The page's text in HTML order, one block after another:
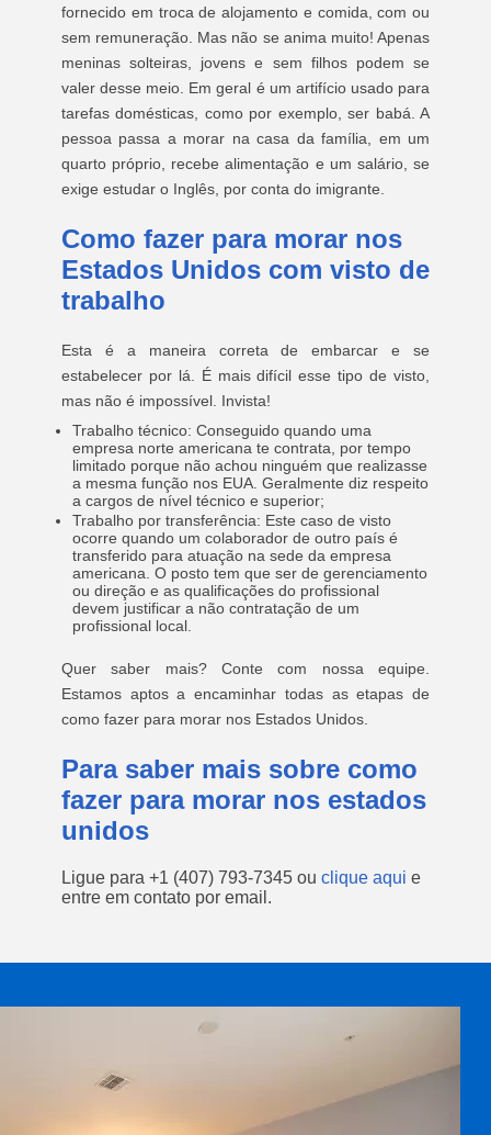
fornecido em troca de alojamento e comida, com ou
sem remuneração. Mas não se anima muito! Apenas
meninas solteiras, jovens e sem filhos podem se
valer desse meio. Em geral é um artifício usado para
tarefas domésticas, como por exemplo, ser babá. A
pessoa passa a morar na casa da família, em um
quarto próprio, recebe alimentação e um salário, se
exige estudar o Inglês, por conta do imigrante.
Como fazer para morar nos
Estados Unidos com visto de
trabalho
Esta é a maneira correta de embarcar e se
estabelecer por lá. É mais difícil esse tipo de visto,
mas não é impossível. Invista!
Trabalho técnico: Conseguido quando uma
empresa norte americana te contrata, por tempo
limitado porque não achou ninguém que realizasse
a mesma função nos EUA. Geralmente diz respeito
a cargos de nível técnico e superior;
Trabalho por transferência: Este caso de visto
ocorre quando um colaborador de outro país é
transferido para atuação na sede da empresa
americana. O posto tem que ser de gerenciamento
ou direção e as qualificações do profissional
devem justificar a não contratação de um
profissional local.
Quer saber mais? Conte com nossa equipe.
Estamos aptos a encaminhar todas as etapas de
como fazer para morar nos Estados Unidos.
Para saber mais sobre como
fazer para morar nos estados
unidos
Ligue para +1 (407) 793-7345 ou clique aqui e
entre em contato por email.